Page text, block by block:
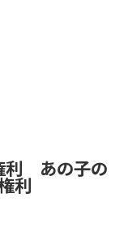
利 あの子の
利